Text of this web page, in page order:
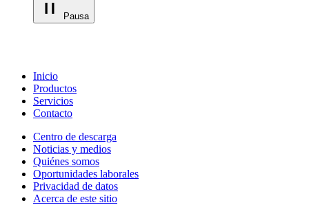
Pausa
Inicio
Productos
Servicios
Contacto
Centro de descarga
Noticias y medios
Quiénes somos
Oportunidades laborales
Privacidad de datos
Acerca de este sitio